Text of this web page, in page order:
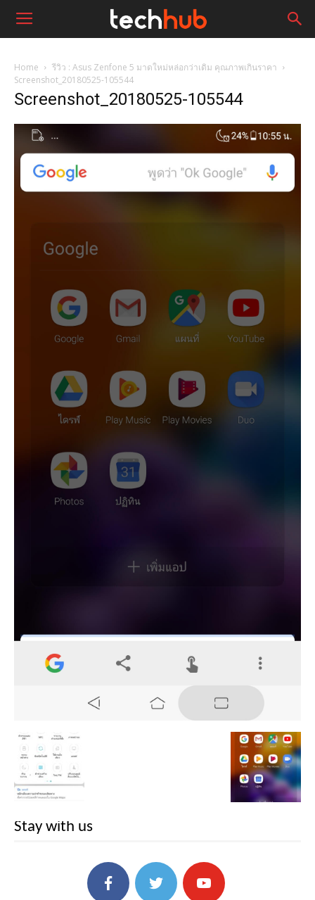
Home
รีวิว : Asus Zenfone 5 มาดใหม่หล่อกว่าเดิม คุณภาพเกินราคา
Screenshot_20180525-105544
Screenshot_20180525-105544
Stay with us